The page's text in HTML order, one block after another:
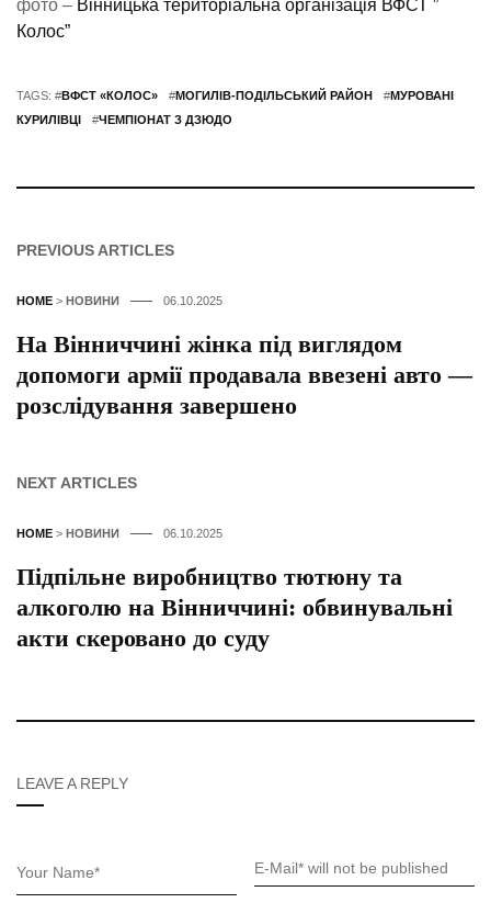
фото – Вінницька територіальна організація ВФСТ ”
Колос”
TAGS: #ВФСТ «КОЛОС» #МОГИЛІВ-ПОДІЛЬСЬКИЙ РАЙОН #МУРОВАНІ
КУРИЛІВЦІ
#ЧЕМПІОНАТ З ДЗЮДО
PREVIOUS ARTICLES
HOME > НОВИНИ 06.10.2025
На Вінниччині жінка під виглядом
допомоги армії продавала ввезені авто —
розслідування завершено
NEXT ARTICLES
HOME > НОВИНИ 06.10.2025
Підпільне виробництво тютюну та
алкоголю на Вінниччині: обвинувальні
акти скеровано до суду
LEAVE A REPLY